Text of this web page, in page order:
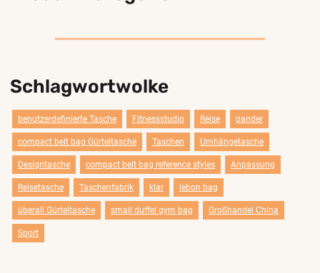
Schlagwortwolke
benutzerdefinierte Tasche Fitnessstudio Reise pander
compact belt bag Gürteltasche Taschen Umhängetasche
Designtasche compact belt bag reference styles Anpassung
Reisetasche Taschenfabrik klar lebon bag
überall Gürteltasche smail duffel gym bag Großhandel China
Sport